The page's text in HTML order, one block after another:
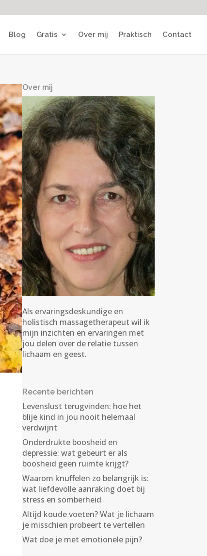
Blog Gratis Over mij Praktisch Contact
Over mij
Als ervaringsdeskundige en
holistisch massagetherapeut wil ik
mijn inzichten en ervaringen met
jou delen over de relatie tussen
lichaam en geest.
Recente berichten
Levenslust terugvinden: hoe het
blije kind in jou nooit helemaal
verdwijnt
Onderdrukte boosheid en
depressie: wat gebeurt er als
boosheid geen ruimte krijgt?
Waarom knuffelen zo belangrijk is:
wat liefdevolle aanraking doet bij
stress en somberheid
Altijd koude voeten? Wat je lichaam
je misschien probeert te vertellen
Wat doe je met emotionele pijn?